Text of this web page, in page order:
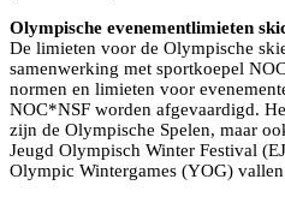
Olympische evenementlimieten
De limieten voor de Olympische
samenwerking met sportkoepel
normen en limieten voor
NOC*NSF worden afgevaardigd.
zijn de Olympische Spelen, maar
Jeugd Olympisch Winter Festival
Olympic Wintergames (YOG)